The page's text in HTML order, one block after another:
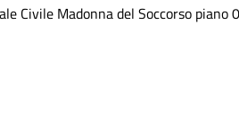
Civile Madonna del Soccorso piano